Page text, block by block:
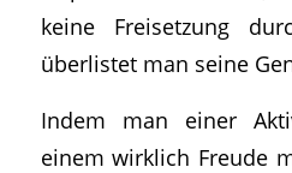
keine Freisetzung
überlistet man seine
Indem man einer
einem wirklich Freude